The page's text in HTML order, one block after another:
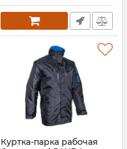
Куртка-парка рабочая